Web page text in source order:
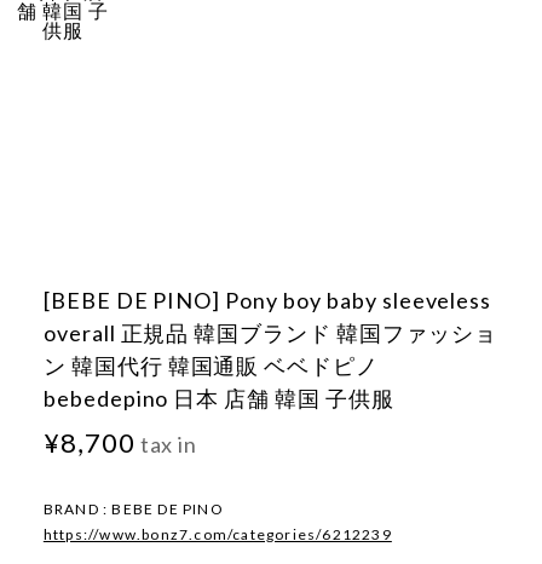
[BEBE DE PINO] Pony boy baby sleeveless
overall 正規品 韓国ブランド 韓国ファッショ
ン 韓国代行 韓国通販 ベベドピノ
bebedepino 日本 店舗 韓国 子供服
¥8,700 tax in
BRAND : BEBE DE PINO
https://www.bonz7.com/categories/6212239